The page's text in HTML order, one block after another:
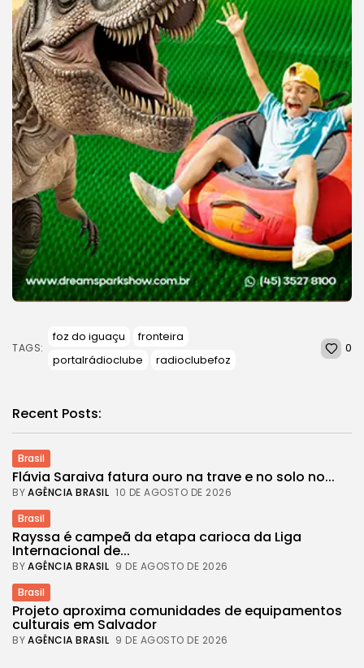
TAGS:
foz do iguaçu
fronteira
portalrádioclube
radioclubefoz
0
Recent Posts:
Brasil
Flávia Saraiva fatura ouro na trave e no solo no...
BYAGÊNCIA BRASIL 10 DE AGOSTO DE 2026
Brasil
Rayssa é campeã da etapa carioca da Liga
Internacional de...
BYAGÊNCIA BRASIL 9 DE AGOSTO DE 2026
Brasil
Projeto aproxima comunidades de equipamentos
culturais em Salvador
BYAGÊNCIA BRASIL 9 DE AGOSTO DE 2026